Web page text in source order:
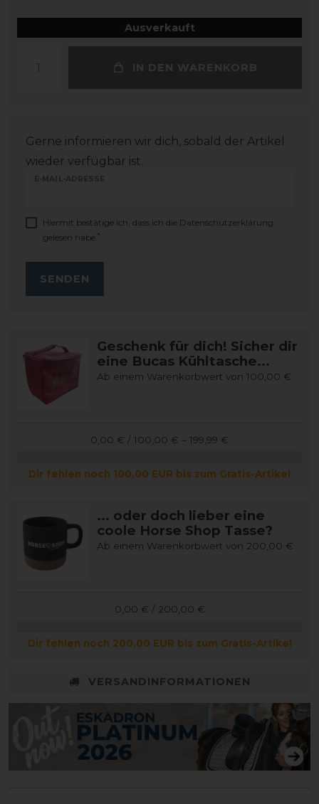
Ausverkauft
IN DEN WARENKORB
Gerne informieren wir dich, sobald der Artikel
wieder verfügbar ist.
E-MAIL-ADRESSE
Hiermit bestätige ich, dass ich die Daten­schutz­erklärung
gelesen habe. *
SENDEN
Geschenk für dich! Sicher dir
eine Bucas Kühltasche...
Ab einem Warenkorbwert von 100,00 €
0,00 € / 100,00 € – 199,99 €
Dir fehlen noch 100,00 EUR bis zum Gratis-Artikel
... oder doch lieber eine
coole Horse Shop Tasse?
Ab einem Warenkorbwert von 200,00 €
0,00 € / 200,00 €
Dir fehlen noch 200,00 EUR bis zum Gratis-Artikel
VERSANDINFORMATIONEN